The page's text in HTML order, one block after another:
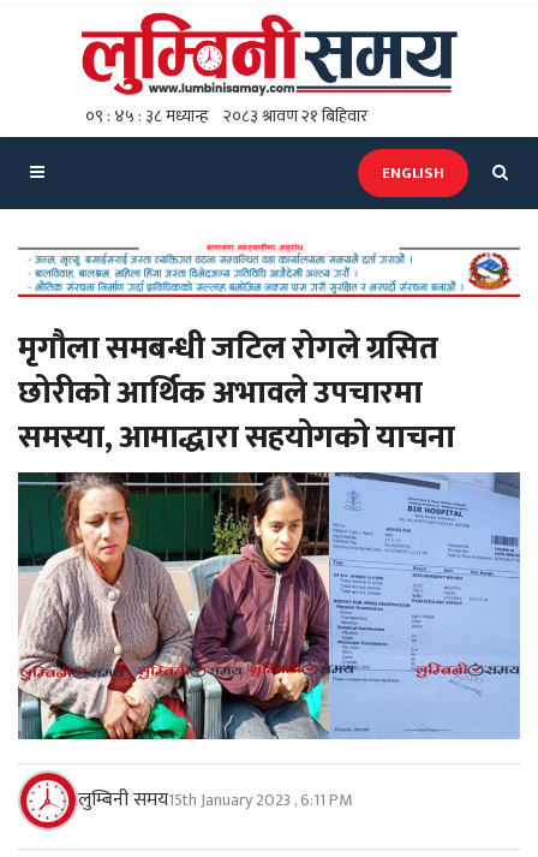
ENGLISH
मृगौला समबन्धी जटिल रोगले ग्रसित
छोरीको आर्थिक अभावले उपचारमा
समस्या, आमाद्धारा सहयोगको याचना
लुम्बिनी समय15th January 2023 , 6:11 PM